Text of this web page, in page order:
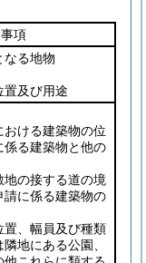
項
る地物
及び用途
ける建築物の位
係る建築物と他の
の接する道の境
請に係る建築物の
、幅員及び種類
地にある公園、